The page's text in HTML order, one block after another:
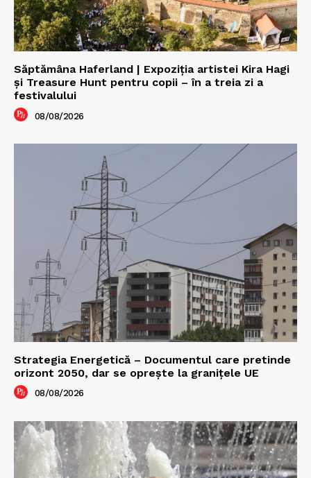
Săptămâna Haferland | Expoziţia artistei Kira Hagi
şi Treasure Hunt pentru copii – în a treia zi a
festivalului
08/08/2026
Strategia Energetică – Documentul care pretinde
orizont 2050, dar se oprește la granițele UE
08/08/2026